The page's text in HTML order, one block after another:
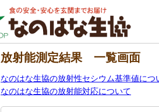
放射能測定結果 一覧画面
なのはな生協の放射性セシウム基準値につ
なのはな生協の放射能対応について